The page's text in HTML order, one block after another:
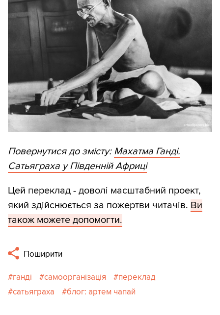
Повернутися до змісту: Махатма Ганді.
Сатьяграха у Південній Африці
Цей переклад - доволі масштабний проект,
який здійснюється за пожертви читачів. Ви
також можете допомогти.
Поширити
ганді самоорганізація
переклад
сатьяграха
блог: артем чапай